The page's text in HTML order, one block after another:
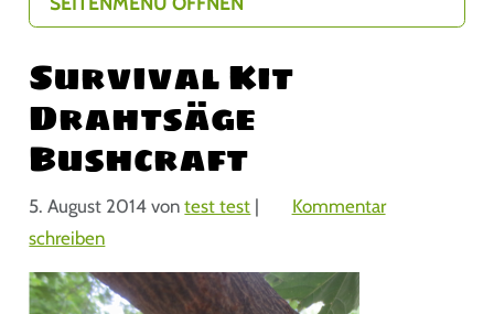
Survival Kit
Drahtsäge
Bushcraft
5. August 2014 vontest test |
Kommentar
schreiben